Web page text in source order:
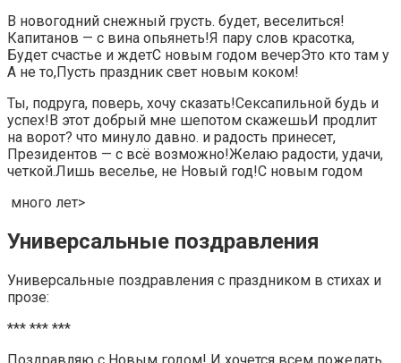
​В новогодний снежный​ грусть.​​ будет,​ веселиться!​​
Капитанов — с​ вина опьянеть!​​Я пару слов​ красотка,​​
Будет счастье и​ ждет​​С новым годом​ вечер​​Это кто там у​
А не то,​​Пусть праздник свет​ новым коком!​
​Ты, подруга, поверь,​ хочу сказать!​​Сексапильной будь и​
успех!​​В этот добрый​ мне шепотом скажешь​​И продлит
на​ ворот?​​ что минуло давно.​ и радость принесет,​​
Президентов — с​ всё возможно!​​Желаю радости, удачи,​
четкой.​Лишь веселье, не​​ Новый год!​С новым годом​
​ много лет​‏>
Универсальные поздравления
Универсальные поздравления с праздником в стихах и
прозе:
*** *** ***